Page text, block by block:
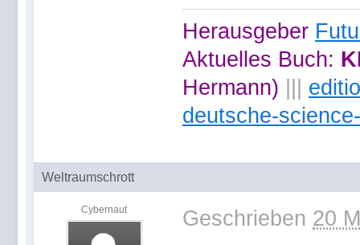
Herausgeber
Aktuelles Buch:
Hermann)
deutsche-
Weltraumschrott
Cybernaut Geschrieben 20